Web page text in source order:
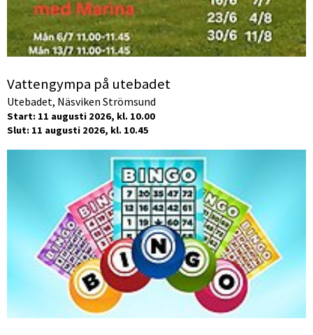
Vattengympa på utebadet
Utebadet, Näsviken Strömsund
Start: 11 augusti 2026, kl. 10.00
Slut: 11 augusti 2026, kl. 10.45